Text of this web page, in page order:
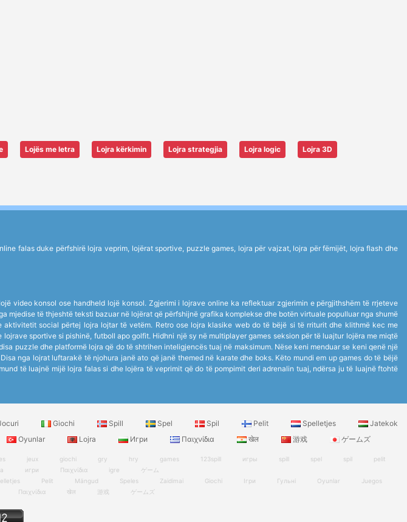
Lojës me letra Lojra kërkimin Lojra strategjia Lojra logic Lojra 3D
falas duke përfshirë lojra veprim, lojërat sportive, puzzle games, lojra për vajzat, lojra për fëmijët, lojra flash dhe
video konsol ose handheld lojë konsol. Zgjerimi i lojrave online ka reflektuar zgjerimin e përgjithshëm të rrjeteve
të thjeshtë teksti bazuar në lojërat që përfshijnë grafika komplekse dhe botën virtuale populluar nga shumë
social përtej lojra lojtar të vetëm. Retro ose lojra klasike web do të bëjë si të rriturit dhe klithmë kec me
sportive si pishinë, futboll apo golfit. Hidhni një sy në multiplayer games seksion për të luajtur lojëra me miqtë
puzzle dhe platformë lojra që do të shtrihen inteligjencës tuaj në maksimum. Nëse keni menduar se keni qenë një
nga lojrat luftarakë të njohura janë ato që janë themed në karate dhe boks. Këto mundi em up games do të bëjë
të luajnë mijë lojra falas si dhe lojëra të veprimit që do të pompimit deri adrenalin tuaj, ndërsa ju të luajnë ftohtë
Giochi Spill Spel Spil Pelit Spelletjes
Jatekok
Oyunlar Lojra Игри Παιχνίδια खेल 游戏 ゲームズ
jeux giochi gry hry games 123spill игры spill spel spil
pelit
игри Παιχνίδια igre
ゲーム
Pelit Mängud Speles Zaidimai Giochi Ігри Гульні Oyunlar
Juegos
Παιχνίδια खेल 游戏 ゲームズ